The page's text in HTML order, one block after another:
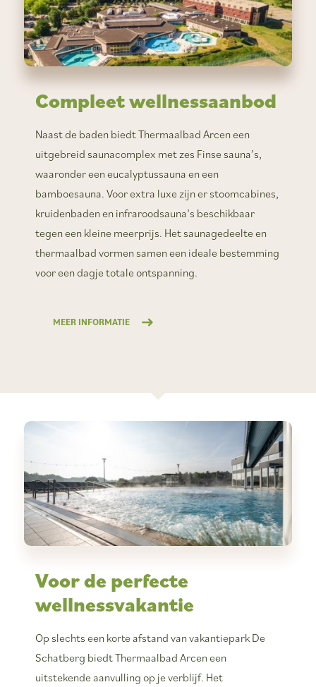
Compleet wellnessaanbod
Naast de baden biedt Thermaalbad Arcen een
uitgebreid saunacomplex met zes Finse sauna’s,
waaronder een eucalyptussauna en een
bamboesauna. Voor extra luxe zijn er stoomcabines,
kruidenbaden en infraroodsauna’s beschikbaar
tegen een kleine meerprijs. Het saunagedeelte en
thermaalbad vormen samen een ideale bestemming
voor een dagje totale ontspanning.
MEER INFORMATIE
Voor de perfecte
wellnessvakantie
Op slechts een korte afstand van vakantiepark De
Schatberg biedt Thermaalbad Arcen een
uitstekende aanvulling op je verblijf. Het